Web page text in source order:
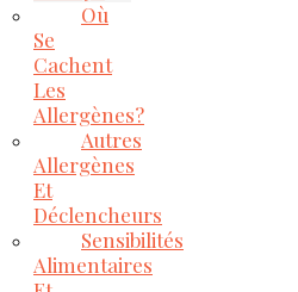
Où
Se
Cachent
Les
Allergènes?
Autres
Allergènes
Et
Déclencheurs
Sensibilités
Alimentaires